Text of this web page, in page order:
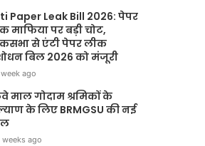
Paper Leak Bill 2026: पेपर
माफिया पर बड़ी चोट,
से एंटी पेपर लीक
बिल 2026 को मंजूरी
week ago
माल गोदाम श्रमिकों के
के लिए BRMGSU की नई
weeks ago